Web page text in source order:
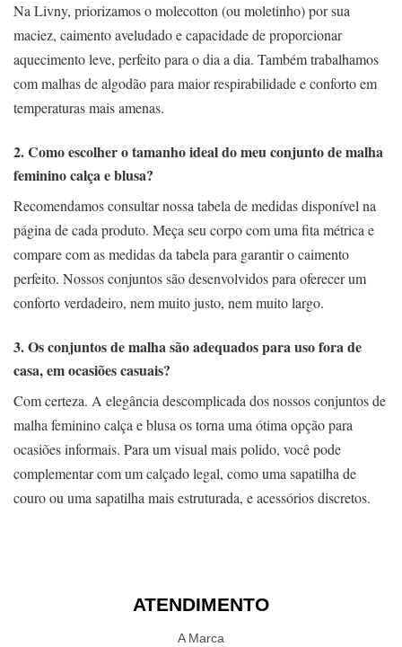
Na Livny, priorizamos o molecotton (ou moletinho) por sua
maciez, caimento aveludado e capacidade de proporcionar
aquecimento leve, perfeito para o dia a dia. Também trabalhamos
com malhas de algodão para maior respirabilidade e conforto em
temperaturas mais amenas.
2. Como escolher o tamanho ideal do meu conjunto de malha
feminino calça e blusa?
Recomendamos consultar nossa tabela de medidas disponível na
página de cada produto. Meça seu corpo com uma fita métrica e
compare com as medidas da tabela para garantir o caimento
perfeito. Nossos conjuntos são desenvolvidos para oferecer um
conforto verdadeiro, nem muito justo, nem muito largo.
3. Os conjuntos de malha são adequados para uso fora de
casa, em ocasiões casuais?
Com certeza. A elegância descomplicada dos nossos conjuntos de
malha feminino calça e blusa os torna uma ótima opção para
ocasiões informais. Para um visual mais polido, você pode
complementar com um calçado legal, como uma sapatilha de
couro ou uma sapatilha mais estruturada, e acessórios discretos.
ATENDIMENTO
A Marca